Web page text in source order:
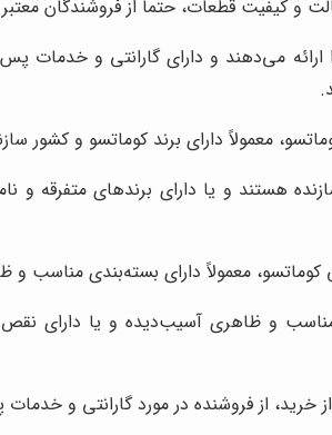
و کیفیت قطعات، حتماً از فروشندگان
ارائه می‌دهند و دارای گارانتی و
معمولاً دارای برند کوماتسو و کشور
هستند و یا دارای برندهای
معمولاً دارای بسته‌بندی مناسب
و ظاهری آسیب‌دیده و یا
خرید، از فروشنده در مورد گارانتی و